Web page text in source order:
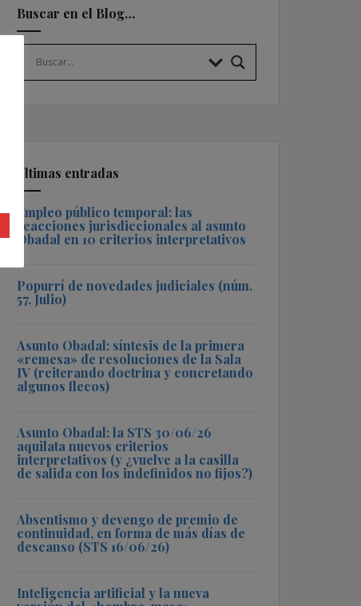
Buscar en el Blog…
Últimas entradas
Empleo público temporal: las
reacciones jurisdiccionales al asunto
Obadal en 10 criterios interpretativos
Popurrí de novedades judiciales (núm.
57, Julio)
Asunto Obadal: síntesis de la primera
«remesa» de resoluciones de la Sala
IV (reiterando doctrina y concretando
algunos flecos)
Asunto Obadal: la STS 30/06/26
aquilata nuevos criterios
interpretativos (y ¿vuelve a la casilla
de salida con los indefinidos no fijos?)
Absentismo y devengo de premio de
continuidad, en forma de más días de
descanso (STS 16/06/26)
Inteligencia artificial y la nueva